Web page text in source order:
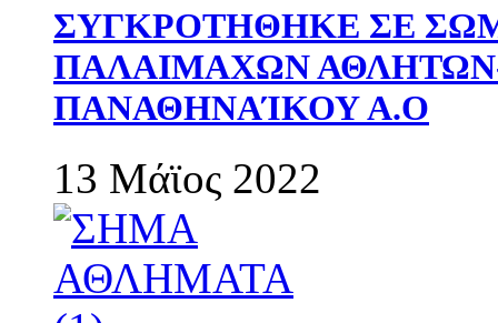
ΣΥΓΚΡΟΤΗΘΗΚΕ ΣΕ
ΠΑΛΑΙΜΑΧΩΝ
ΠΑΝΑΘΗΝΑΊΚΟΥ Α.Ο
13 Μάϊος 2022